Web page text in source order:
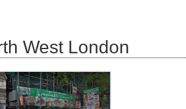
West London